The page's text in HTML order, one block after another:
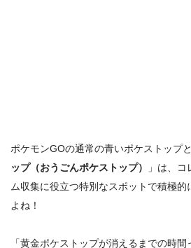
ポケモンGOの通常の青いポケストップ
ップ（おうごんポケストップ）
」は、
ム収集に役立つ特別なスポットで積極
よね！
「黄金ポケストップが消えるまでの時間